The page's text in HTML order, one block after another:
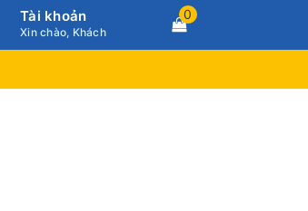
Tài khoản
Xin chào, Khách
0